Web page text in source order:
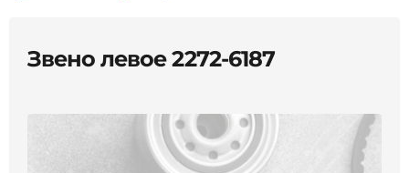
Звено левое 2272-6187